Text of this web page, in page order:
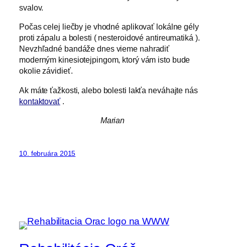
svalov.
Počas celej liečby je vhodné aplikovať lokálne gély
proti zápalu a bolesti ( nesteroidové antireumatiká ).
Nevzhľadné bandáže dnes vieme nahradiť
moderným kinesiotejpingom, ktorý vám isto bude
okolie závidieť.
Ak máte ťažkosti, alebo bolesti lakťa neváhajte nás
kontaktovať.
Marian
10. februára 2015